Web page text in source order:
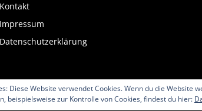
Kontakt
Impressum
Datenschutzerklärung
byentwurf1
Diese Website verwendet Cookies. Wenn du die Website
beispielsweise zur Kontrolle von Cookies, findest du hier: